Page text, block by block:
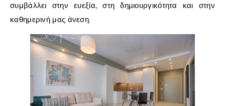
συμβάλλει στην ευεξία, στη δημιουργικότητα και στην
καθημερινή μας άνεση.